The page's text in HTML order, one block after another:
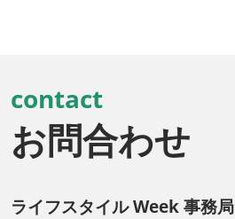
contact
お問合わせ
ライフスタイル Week 事務局